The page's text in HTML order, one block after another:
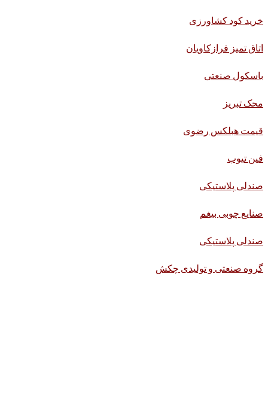
خرید کود کشاورزی
اتاق تمیز فرازکاویان
باسکول صنعتی
محک تبریز
قیمت هبلکس رضوی
فین تیوب
صندلی پلاستیکی
صنایع چوبی بیغم
صندلی پلاستیکی
گروه صنعتی و تولیدی چکش